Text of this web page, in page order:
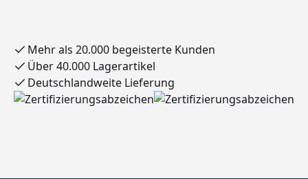
Mehr als 20.000 begeisterte Kunden
Über 40.000 Lagerartikel
Deutschlandweite Lieferung